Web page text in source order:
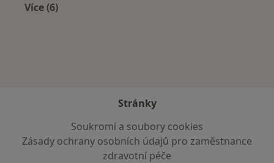
Více (6)
Stránky
Soukromí a soubory cookies
Zásady ochrany osobních údajů pro zaměstnance
zdravotní péče